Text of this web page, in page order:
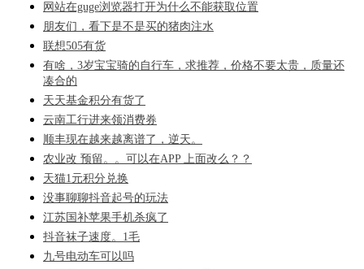
网站在guge浏览器打开为什么不能获取位置
朋友们，看下是不是买的猪肉注水
联想505有货
有啥，3岁宝宝骑的自行车，求推荐，价格不要太贵，质量还
凑合的
天天基金积分有货了
云南工行进来领消费券
顺丰现在越来越离谱了，逆天。
农业改 预留。。可以在APP 上面改么？？
天猫1元积分兑换
没事聊聊抖音起号的玩法
江苏国补苹果手机杀疯了
抖音袜子速度。1毛
九号电动车可以吗